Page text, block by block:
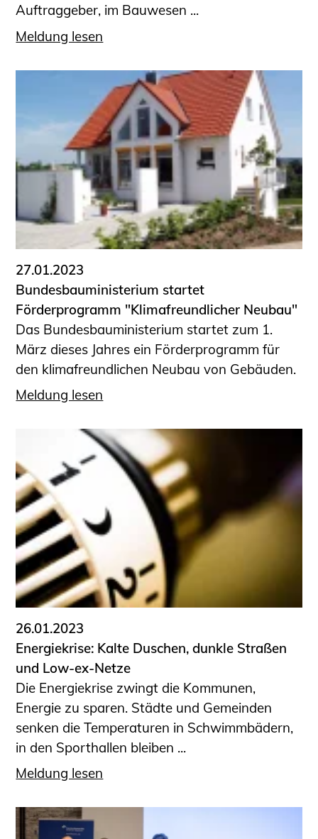
Auftraggeber, im Bauwesen ...
Meldung lesen
27.01.2023
Bundesbauministerium startet
Förderprogramm "Klimafreundlicher Neubau"
Das Bundesbauministerium startet zum 1.
März dieses Jahres ein Förderprogramm für
den klimafreundlichen Neubau von Gebäuden.
Meldung lesen
26.01.2023
Energiekrise: Kalte Duschen, dunkle Straßen
und Low-ex-Netze
Die Energiekrise zwingt die Kommunen,
Energie zu sparen. Städte und Gemeinden
senken die Temperaturen in Schwimmbädern,
in den Sporthallen bleiben ...
Meldung lesen